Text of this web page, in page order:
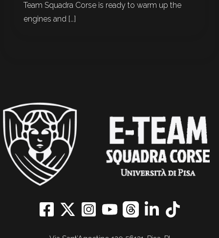
Team Squadra Corse is ready to warm up the
engines and […]